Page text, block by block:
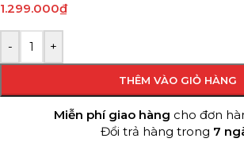
1.299.000₫
- +
THÊM VÀO GIỎ HÀNG
Miễn phí giao hàng cho đơn
Đổi trả hàng trong 7